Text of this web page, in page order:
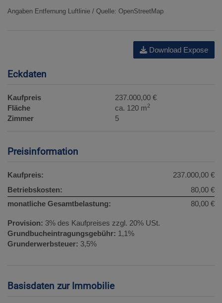
Angaben Entfernung Luftlinie / Quelle: OpenStreetMap
Download Expose
Eckdaten
Kaufpreis
237.000,00 €
Fläche
ca. 120 m2
Zimmer 5
Preisinformation
Kaufpreis:
237.000,00 €
Betriebskosten:
80,00 €
monatliche Gesamtbelastung:
80,00 €
Provision: 3% des Kaufpreises zzgl. 20% USt.
Grundbucheintragungsgebühr: 1,1%
Grunderwerbsteuer: 3,5%
Basisdaten zur Immobilie